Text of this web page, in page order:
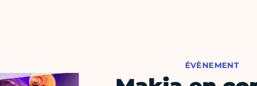
ÉVÈNEMENT